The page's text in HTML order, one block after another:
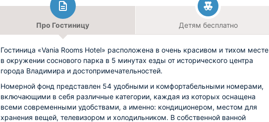
Про Гостиницу Детям бесплатно
Гостиница «Vania Rooms Hotel» расположена в очень красивом и тихом месте
в окружении соснового парка в 5 минутах езды от исторического центра
города Владимира и достопримечательностей.
Номерной фонд представлен 54 удобными и комфортабельными номерами,
включающими в себя различные категории, каждая из которых оснащена
всеми современными удобствами, а именно: кондиционером, местом для
хранения вещей, телевизором и холодильником. В собственной ванной